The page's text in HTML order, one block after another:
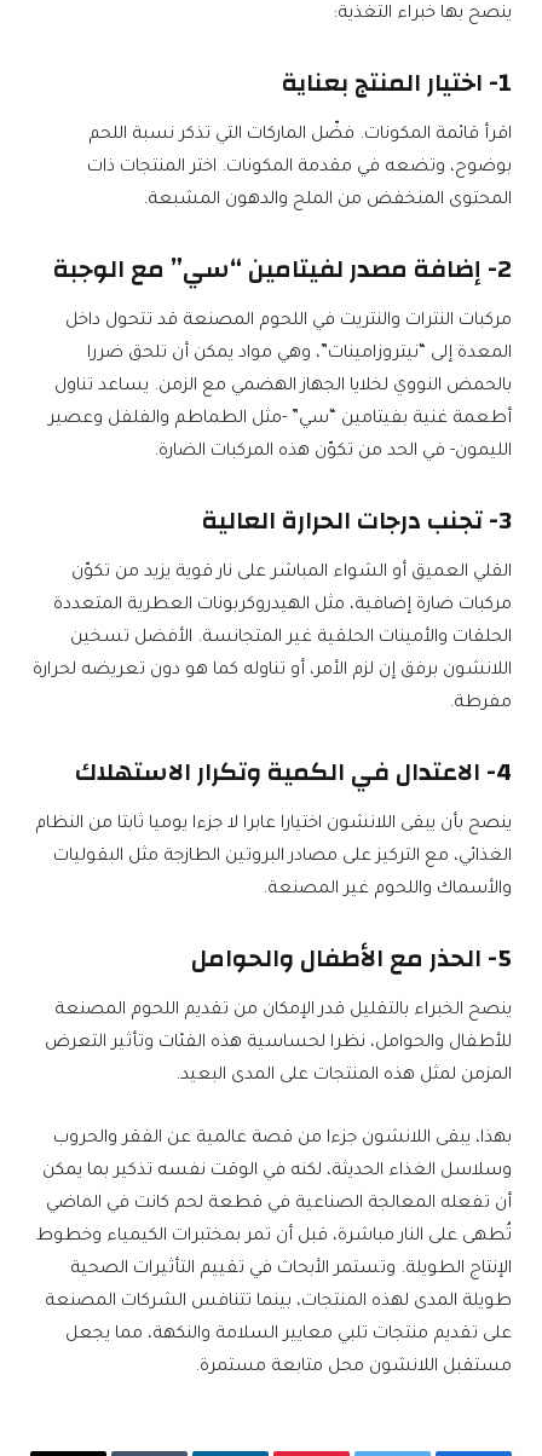
ينصح بها خبراء التغذية:
1- اختيار المنتج بعناية
اقرأ قائمة المكونات. فضّل الماركات التي تذكر نسبة اللحم
بوضوح، وتضعه في مقدمة المكونات. اختر المنتجات ذات
المحتوى المنخفض من الملح والدهون المشبعة.
2- إضافة مصدر لفيتامين “سي” مع الوجبة
مركبات النترات والنتريت في اللحوم المصنعة قد تتحول داخل
المعدة إلى “نيتروزامينات”، وهي مواد يمكن أن تلحق ضررا
بالحمض النووي لخلايا الجهاز الهضمي مع الزمن. يساعد تناول
أطعمة غنية بفيتامين “سي” -مثل الطماطم والفلفل وعصير
الليمون- في الحد من تكوّن هذه المركبات الضارة.
3- تجنب درجات الحرارة العالية
القلي العميق أو الشواء المباشر على نار قوية يزيد من تكوّن
مركبات ضارة إضافية، مثل الهيدروكربونات العطرية المتعددة
الحلقات والأمينات الحلقية غير المتجانسة. الأفضل تسخين
اللانشون برفق إن لزم الأمر، أو تناوله كما هو دون تعريضه لحرارة
مفرطة.
4- الاعتدال في الكمية وتكرار الاستهلاك
ينصح بأن يبقى اللانشون اختيارا عابرا لا جزءا يوميا ثابتا من النظام
الغذائي، مع التركيز على مصادر البروتين الطازجة مثل البقوليات
والأسماك واللحوم غير المصنعة.
5- الحذر مع الأطفال والحوامل
ينصح الخبراء بالتقليل قدر الإمكان من تقديم اللحوم المصنعة
للأطفال والحوامل، نظرا لحساسية هذه الفئات وتأثير التعرض
المزمن لمثل هذه المنتجات على المدى البعيد.
بهذا، يبقى اللانشون جزءا من قصة عالمية عن الفقر والحروب
وسلاسل الغذاء الحديثة، لكنه في الوقت نفسه تذكير بما يمكن
أن تفعله المعالجة الصناعية في قطعة لحم كانت في الماضي
تُطهى على النار مباشرة، قبل أن تمر بمختبرات الكيمياء وخطوط
الإنتاج الطويلة. وتستمر الأبحاث في تقييم التأثيرات الصحية
طويلة المدى لهذه المنتجات، بينما تتنافس الشركات المصنعة
على تقديم منتجات تلبي معايير السلامة والنكهة، مما يجعل
مستقبل اللانشون محل متابعة مستمرة.